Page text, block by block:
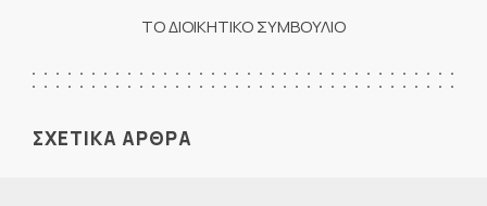
ΤΟ ΔΙΟΙΚΗΤΙΚΟ ΣΥΜΒΟΥΛΙΟ
ΣΧΕΤΙΚΑ ΑΡΘΡΑ